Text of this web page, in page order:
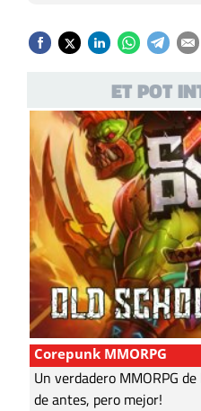
ET POT
Corepunk MMORPG
Un verdadero MMORPG
de antes, pero mejor!